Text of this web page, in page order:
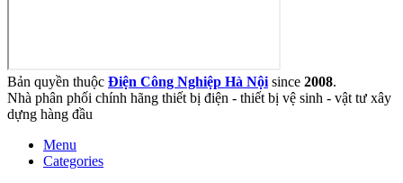
Bản quyền thuộc Điện Công Nghiệp Hà Nội since 2008.
Nhà phân phối chính hãng thiết bị điện - thiết bị vệ sinh - vật tư xây
dựng hàng đầu
Menu
Categories